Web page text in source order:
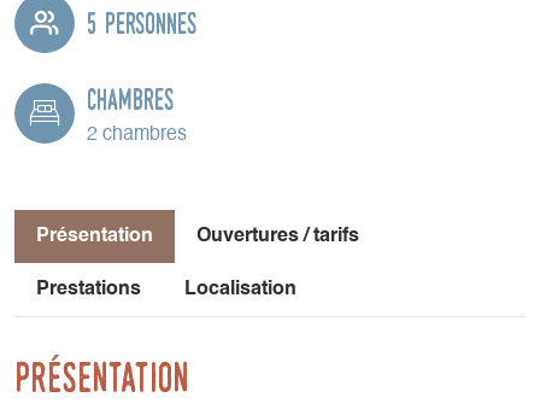
5 personnes
Chambres
2 chambres
Présentation Ouvertures / tarifs
Prestations Localisation
Présentation